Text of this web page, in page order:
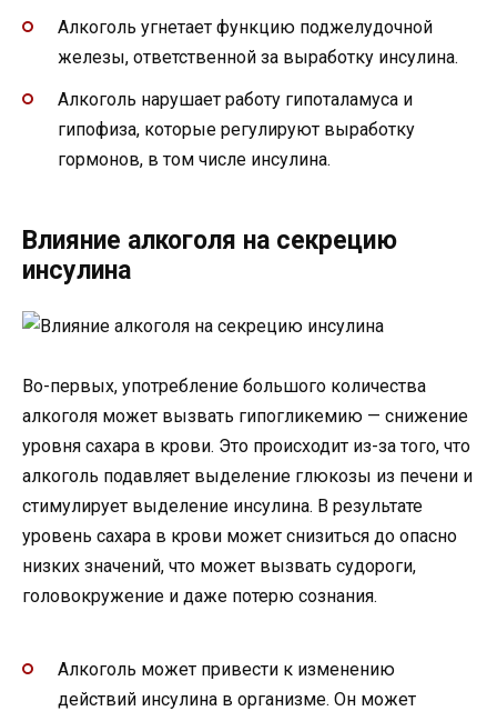
Алкоголь угнетает функцию поджелудочной
железы, ответственной за выработку инсулина.
Алкоголь нарушает работу гипоталамуса и
гипофиза, которые регулируют выработку
гормонов, в том числе инсулина.
Влияние алкоголя на секрецию
инсулина
Во-первых, употребление большого количества
алкоголя может вызвать гипогликемию — снижение
уровня сахара в крови. Это происходит из-за того, что
алкоголь подавляет выделение глюкозы из печени и
стимулирует выделение инсулина. В результате
уровень сахара в крови может снизиться до опасно
низких значений, что может вызвать судороги,
головокружение и даже потерю сознания.
Алкоголь может привести к изменению
действий инсулина в организме. Он может